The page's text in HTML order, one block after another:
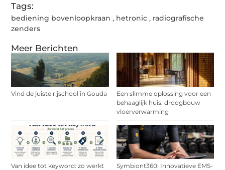
Meer Berichten
Vind de juiste rijschool in Gouda
Een slimme oplossing voor een
behaaglijk huis: droogbouw
vloerverwarming
Van idee tot keyword: zo werkt
Symbiont360: Innovatieve EMS-
Tags:
bediening bovenloopkraan , hetronic , radiografische
zenders